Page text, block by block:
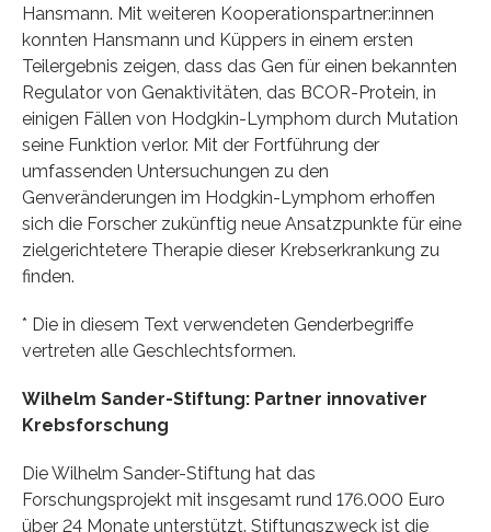
Hansmann. Mit weiteren Kooperationspartner:innen
konnten Hansmann und Küppers in einem ersten
Teilergebnis zeigen, dass das Gen für einen bekannten
Regulator von Genaktivitäten, das BCOR-Protein, in
einigen Fällen von Hodgkin-Lymphom durch Mutation
seine Funktion verlor. Mit der Fortführung der
umfassenden Untersuchungen zu den
Genveränderungen im Hodgkin-Lymphom erhoffen
sich die Forscher zukünftig neue Ansatzpunkte für eine
zielgerichtetere Therapie dieser Krebserkrankung zu
finden.
* Die in diesem Text verwendeten Genderbegriffe
vertreten alle Geschlechtsformen.
Wilhelm Sander-Stiftung: Partner innovativer
Krebsforschung
Die Wilhelm Sander-Stiftung hat das
Forschungsprojekt mit insgesamt rund 176.000 Euro
über 24 Monate unterstützt. Stiftungszweck ist die